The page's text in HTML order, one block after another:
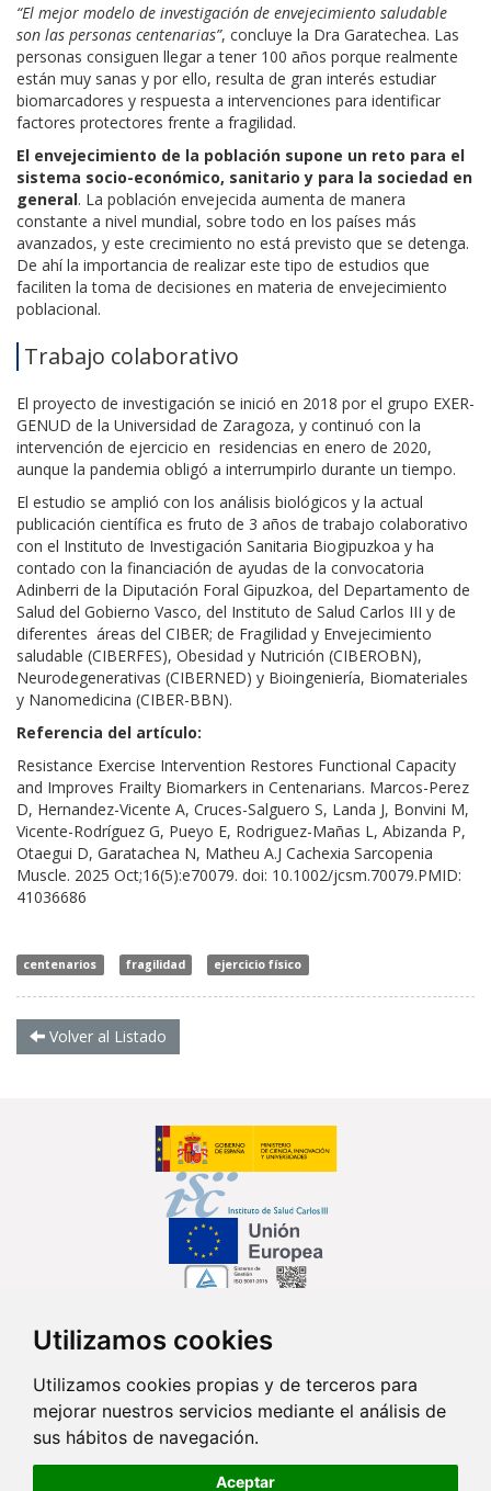
Utilizamos cookies
Utilizamos cookies propias y de terceros para
mejorar nuestros servicios mediante el análisis de
sus hábitos de navegación.
Aceptar
“El mejor modelo de investigación de envejecimiento saludable
son las personas centenarias”, concluye la Dra Garatechea. Las
personas consiguen llegar a tener 100 años porque realmente
están muy sanas y por ello, resulta de gran interés estudiar
biomarcadores y respuesta a intervenciones para identificar
factores protectores frente a fragilidad.
El envejecimiento de la población supone un reto para el
sistema socio-económico, sanitario y para la sociedad en
general. La población envejecida aumenta de manera
constante a nivel mundial, sobre todo en los países más
avanzados, y este crecimiento no está previsto que se detenga.
De ahí la importancia de realizar este tipo de estudios que
faciliten la toma de decisiones en materia de envejecimiento
poblacional.
Trabajo colaborativo
El proyecto de investigación se inició en 2018 por el grupo EXER-
GENUD de la Universidad de Zaragoza, y continuó con la
intervención de ejercicio en residencias en enero de 2020,
aunque la pandemia obligó a interrumpirlo durante un tiempo.
El estudio se amplió con los análisis biológicos y la actual
publicación científica es fruto de 3 años de trabajo colaborativo
con el Instituto de Investigación Sanitaria Biogipuzkoa y ha
contado con la financiación de ayudas de la convocatoria
Adinberri de la Diputación Foral Gipuzkoa, del Departamento de
Salud del Gobierno Vasco, del Instituto de Salud Carlos III y de
diferentes áreas del CIBER; de Fragilidad y Envejecimiento
saludable (CIBERFES), Obesidad y Nutrición (CIBEROBN),
Neurodegenerativas (CIBERNED) y Bioingeniería, Biomateriales
y Nanomedicina (CIBER-BBN).
Referencia del artículo:
Resistance Exercise Intervention Restores Functional Capacity
and Improves Frailty Biomarkers in Centenarians. Marcos-Perez
D, Hernandez-Vicente A, Cruces-Salguero S, Landa J, Bonvini M,
Vicente-Rodríguez G, Pueyo E, Rodriguez-Mañas L, Abizanda P,
Otaegui D, Garatachea N, Matheu A.J Cachexia Sarcopenia
Muscle. 2025 Oct;16(5):e70079. doi: 10.1002/jcsm.70079.PMID:
41036686
centenarios fragilidad ejercicio físico
Volver al Listado
Síguenos en...
Contacto
Av. Monforte de Lemos, 3-5. Pabellón 11. Planta 0 28029 Madrid